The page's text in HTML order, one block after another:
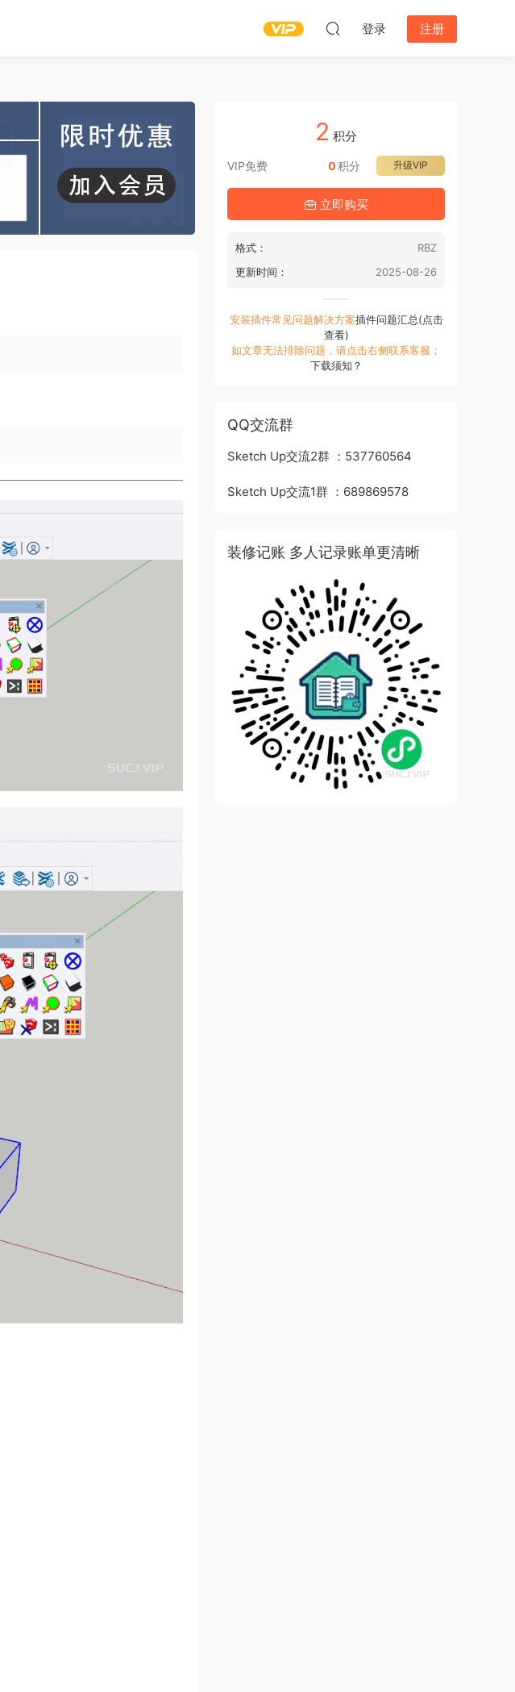
登录 注册
2 积分
VIP免费 升级VIP
0积分
立即购买
格式：
RBZ
更新时间：
2025-08-26
安装插件常见问题解决方案插件问题汇总(点击
查看)
如文章无法排除问题，请点击右侧联系客服；
下载须知？
QQ交流群
Sketch Up交流2群 ：537760564
Sketch Up交流1群 ：689869578
装修记账 多人记录账单更清晰